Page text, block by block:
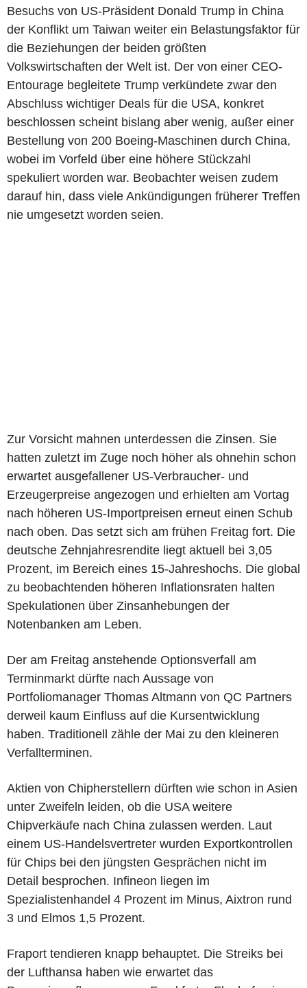
Besuchs von US-Präsident Donald Trump in China
der Konflikt um Taiwan weiter ein Belastungsfaktor für
die Beziehungen der beiden größten
Volkswirtschaften der Welt ist. Der von einer CEO-
Entourage begleitete Trump verkündete zwar den
Abschluss wichtiger Deals für die USA, konkret
beschlossen scheint bislang aber wenig, außer einer
Bestellung von 200 Boeing-Maschinen durch China,
wobei im Vorfeld über eine höhere Stückzahl
spekuliert worden war. Beobachter weisen zudem
darauf hin, dass viele Ankündigungen früherer Treffen
nie umgesetzt worden seien.
Zur Vorsicht mahnen unterdessen die Zinsen. Sie
hatten zuletzt im Zuge noch höher als ohnehin schon
erwartet ausgefallener US-Verbraucher- und
Erzeugerpreise angezogen und erhielten am Vortag
nach höheren US-Importpreisen erneut einen Schub
nach oben. Das setzt sich am frühen Freitag fort. Die
deutsche Zehnjahresrendite liegt aktuell bei 3,05
Prozent, im Bereich eines 15-Jahreshochs. Die global
zu beobachtenden höheren Inflationsraten halten
Spekulationen über Zinsanhebungen der
Notenbanken am Leben.
Der am Freitag anstehende Optionsverfall am
Terminmarkt dürfte nach Aussage von
Portfoliomanager Thomas Altmann von QC Partners
derweil kaum Einfluss auf die Kursentwicklung
haben. Traditionell zähle der Mai zu den kleineren
Verfallterminen.
Aktien von Chipherstellern dürften wie schon in Asien
unter Zweifeln leiden, ob die USA weitere
Chipverkäufe nach China zulassen werden. Laut
einem US-Handelsvertreter wurden Exportkontrollen
für Chips bei den jüngsten Gesprächen nicht im
Detail besprochen. Infineon liegen im
Spezialistenhandel 4 Prozent im Minus, Aixtron rund
3 und Elmos 1,5 Prozent.
Fraport tendieren knapp behauptet. Die Streiks bei
der Lufthansa haben wie erwartet das